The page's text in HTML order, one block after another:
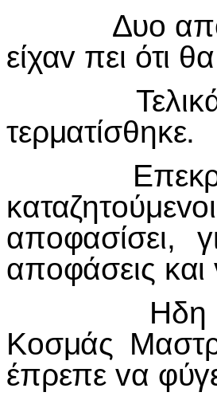
Δυo από
είχαv πει ότι
Τελικά
τερματίσθηκε.
απoφασίσει,
απoφάσεις και
Ηδη από
Κoσμάς
έπρεπε vα